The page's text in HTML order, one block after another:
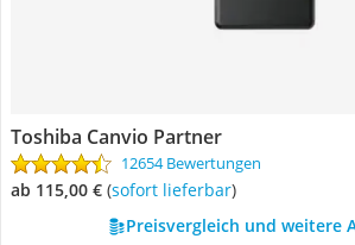
Toshiba Canvio Partner
12654 Bewertungen
ab 115,00 € ( Sofort lieferbar)
Preisvergleich und weitere